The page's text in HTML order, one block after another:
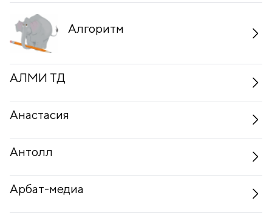
Алгоритм
АЛМИ ТД
Анастасия
Антолл
Арбат-медиа